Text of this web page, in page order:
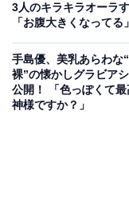
3人のキラキラオーラす
「お腹大きくなってる」
手島優、美乳あらわな
裸”の懐かしグラビア
公開！ 「色っぽくて
神様ですか？」